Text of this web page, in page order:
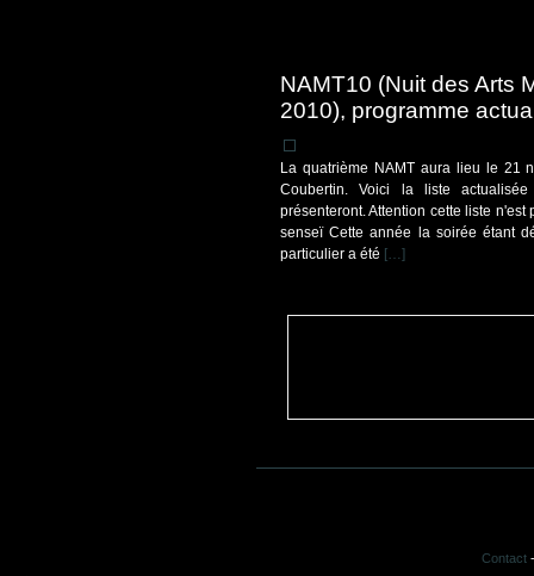
NAMT10 (Nuit des Arts
2010), programme
La quatrième NAMT aura lieu le 21
Coubertin. Voici la liste
présenteront. Attention cette liste
senseï Cette année la soirée étant
particulier a été […]
Contact